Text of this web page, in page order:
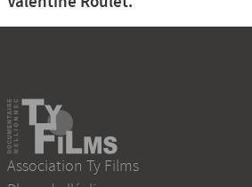
Association Ty Films